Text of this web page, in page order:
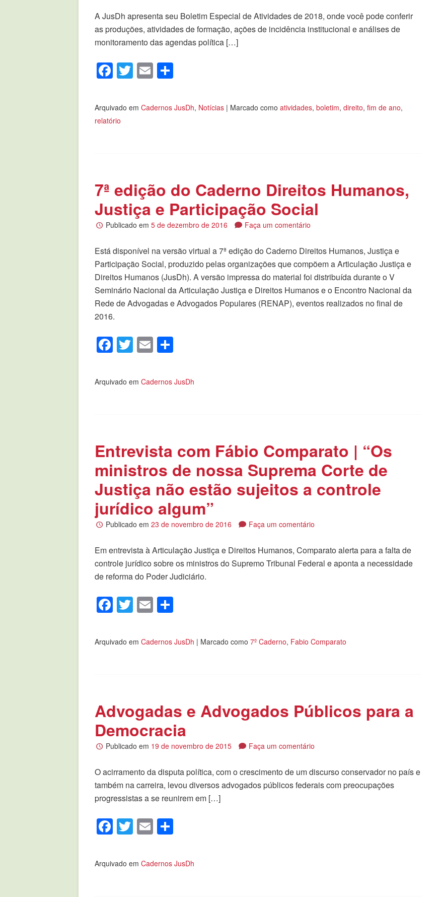
A JusDh apresenta seu Boletim Especial de Atividades de 2018, onde você pode conferir
as produções, atividades de formação, ações de incidência institucional e análises de
monitoramento das agendas política […]
Facebook
Twitter
Email
Arquivado em Cadernos JusDh, Notícias | Marcado como atividades, boletim, direito, fim de ano,
relatório
7ª edição do Caderno Direitos Humanos,
Justiça e Participação Social
Publicado em5 de dezembro de 2016 Faça um comentário
Está disponível na versão virtual a 7ª edição do Caderno Direitos Humanos, Justiça e
Participação Social, produzido pelas organizações que compõem a Articulação Justiça e
Direitos Humanos (JusDh). A versão impressa do material foi distribuída durante o V
Seminário Nacional da Articulação Justiça e Direitos Humanos e o Encontro Nacional da
Rede de Advogadas e Advogados Populares (RENAP), eventos realizados no final de
2016.
Facebook
Twitter
Email
Arquivado em Cadernos JusDh
Entrevista com Fábio Comparato | “Os
ministros de nossa Suprema Corte de
Justiça não estão sujeitos a controle
jurídico algum”
Publicado em23 de novembro de 2016 Faça um comentário
Em entrevista à Articulação Justiça e Direitos Humanos, Comparato alerta para a falta de
controle jurídico sobre os ministros do Supremo Tribunal Federal e aponta a necessidade
de reforma do Poder Judiciário.
Facebook
Twitter
Email
Arquivado em Cadernos JusDh | Marcado como 7º Caderno, Fabio Comparato
Advogadas e Advogados Públicos para a
Democracia
Publicado em 19 de novembro de 2015 Faça um comentário
O acirramento da disputa política, com o crescimento de um discurso conservador no país e
também na carreira, levou diversos advogados públicos federais com preocupações
progressistas a se reunirem em […]
Facebook
Twitter
Email
Arquivado em Cadernos JusDh